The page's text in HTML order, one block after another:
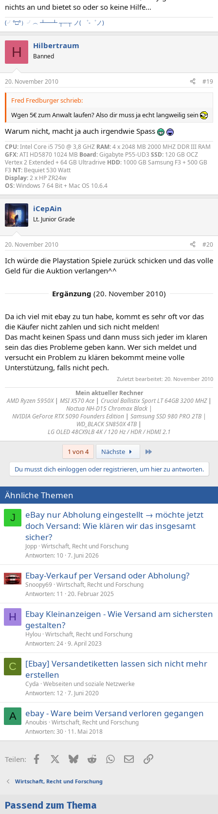
nichts an und bietet so oder so keine Hilfe...
(╯°□°）╯︵ ┻━┻┬─┬ ノ( ゜-゜ノ)
H Hilbertraum
Banned
20. November 2010 #19
Fred Fredburger schrieb:
Wgen 5€ zum Anwalt laufen? Also dir muss ja echt langweilig sein
Warum nicht, macht ja auch irgendwie Spass
CPU:Intel Core i5 750 @ 3,8 GHZ RAM:4 x 2048 MB 2000 MHZ DDR III RAM
GFX:ATI HD5870 1024 MB Board:Gigabyte P55-UD3 SSD: 120 GB OCZ
Vertex 2 Extended + 64 GB Ultradrive HDD: 1000 GB Samsung F3 + 500 GB
F3 NT: Bequiet 530 Watt
Display:2 x HP ZR24w
OS:Windows 7 64 Bit + Mac OS 10.6.4
iCepAin
Lt. Junior Grade
20. November 2010 #20
Ich würde die Playstation Spiele zurück schicken und das volle
Geld für die Auktion verlangen^^
Ergänzung (20. November 2010)
Da ich viel mit ebay zu tun habe, kommt es sehr oft vor das
die Käufer nicht zahlen und sich nicht melden!
Das macht keinen Spass und dann muss sich jeder im klaren
sein das dies Probleme geben kann. Wer sich meldet und
versucht ein Problem zu klären bekommt meine volle
Unterstützung, falls nicht pech.
Zuletzt bearbeitet: 20. November 2010
Mein aktueller Rechner
AMD Ryzen 5950X| MSI X570 Ace| Crucial Ballistix Sport LT 64GB 3200 MHZ|
Noctua NH-D15 Chromax Black |
NVIDIA GeForce RTX 5090 Founders Edition| Samsung SSD 980 PRO 2TB |
WD_BLACK SN850X 4TB |
LG OLED 48CX9LB 4K / 120 Hz / HDR / HDMI 2.1
1 von 4 Nächste
Du musst dich einloggen oder registrieren, um hier zu antworten.
Ähnliche Themen
J
eBay nur Abholung eingestellt → möchte jetzt
doch Versand: Wie klären wir das insgesamt
sicher?
Jopp Wirtschaft, Recht und Forschung
Antworten 10 7. Juni 2026
Ebay-Verkauf per Versand oder Abholung?
Snoopy69 Wirtschaft, Recht und Forschung
Antworten 11 20. Februar 2025
H
Ebay Kleinanzeigen - Wie Versand am sichersten
gestalten?
Hylou Wirtschaft, Recht und Forschung
Antworten 24 9. April 2023
C
[Ebay] Versandetiketten lassen sich nicht mehr
erstellen
Cyda Webseiten und soziale Netzwerke
Antworten 12 7. Juni 2020
A ebay - Ware beim Versand verloren gegangen
Anoubis Wirtschaft, Recht und Forschung
Antworten 30 11. Mai 2018
Teilen: FacebookX (Twitter)
BlueskyRedditWhatsApp
E-MailLink
Wirtschaft, Recht und Forschung
Passend zum Thema